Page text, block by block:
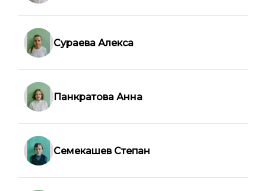
Сураева Алекса
Панкратова Анна
Семекашев Степан